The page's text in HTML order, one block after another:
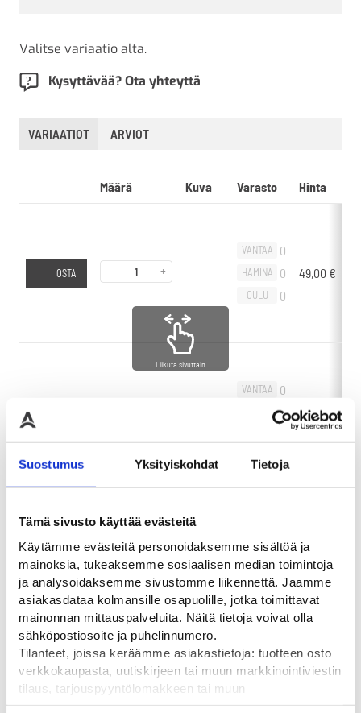
Suostumus Yksityiskohdat Tietoja
Tämä sivusto käyttää evästeitä
Käytämme evästeitä personoidaksemme sisältöä ja
mainoksia, tukeaksemme sosiaalisen median toimintoja
ja analysoidaksemme sivustomme liikennettä. Jaamme
asiakasdataa kolmansille osapuolille, jotka toimittavat
mainonnan mittauspalveluita. Näitä tietoja voivat olla
sähköpostiosoite ja puhelinnumero.
Tilanteet, joissa keräämme asiakastietoja: tuotteen osto
verkkokaupasta, uutiskirjeen tai muun markkinointiviestin
tilaus, tarjouspyyntölomakkeen tai muun
yhteydenottolomakkeen lähettäminen, käyttäjätilin
Valitse variaatio alta.
Kysyttävää? Ota yhteyttä
VARIAATIOT ARVIOT
Määrä Kuva Varasto Hinta
OSTA - +
VANTAA 0
HAMINA 0
OULU 0
49,00 €
VANTAA 0
HAMINA 0 60,00€
Liikuta sivuttain
Tutustu myös